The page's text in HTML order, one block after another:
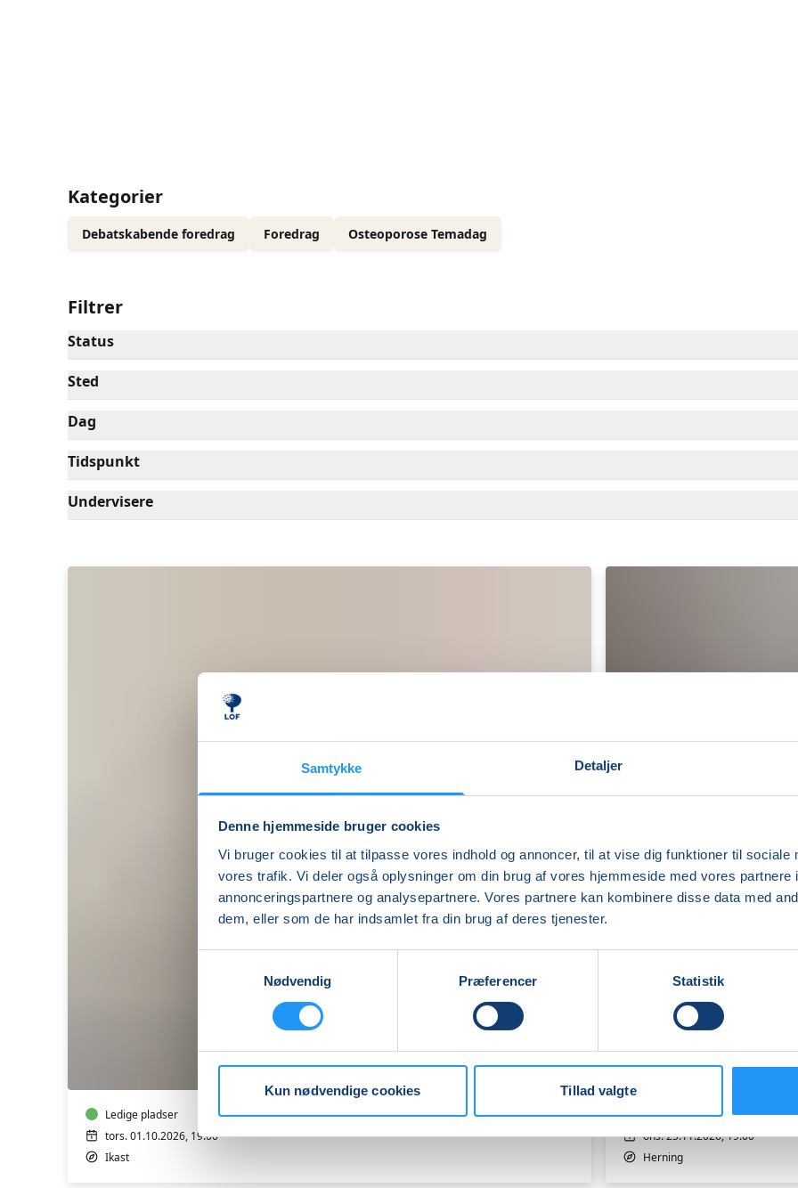
Samtykke Detaljer
Denne hjemmeside bruger cookies
Vi bruger cookies til at tilpasse vores indhold og annoncer, til at vise dig funktioner til sociale
vores trafik. Vi deler også oplysninger om din brug af vores hjemmeside med vores partnere
annonceringspartnere og analysepartnere. Vores partnere kan kombinere disse data med
dem, eller som de har indsamlet fra din brug af deres tjenester.
Nødvendig
Præferencer Statistik
Kun nødvendige cookies Tillad valgte
Kategorier
Debatskabende foredrag Foredrag Osteoporose Temadag
Filtrer
Status
Sted
Dag
Tidspunkt
Undervisere
nedsmelter"
Ledige pladser
tors. 01.10.2026, 19.00
Ikast
legen
er
god"
-
foredrag
med
Ledige pladser
ons. 25.11.2026, 19.00
Herning